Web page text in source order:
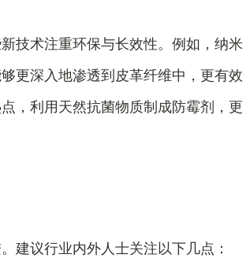
技术注重环保与长效性。例如，纳米
更深入地渗透到皮革纤维中，更有效
，利用天然抗菌物质制成防霉剂，更
建议行业内外人士关注以下几点：